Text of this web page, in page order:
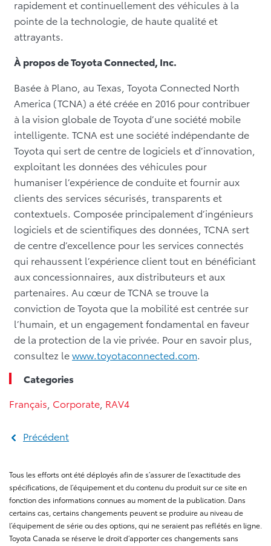
rapidement et continuellement des véhicules à la
pointe de la technologie, de haute qualité et
attrayants.
À propos de Toyota Connected, Inc.
Basée à Plano, au Texas, Toyota Connected North
America (TCNA) a été créée en 2016 pour contribuer
à la vision globale de Toyota d’une société mobile
intelligente. TCNA est une société indépendante de
Toyota qui sert de centre de logiciels et d’innovation,
exploitant les données des véhicules pour
humaniser l’expérience de conduite et fournir aux
clients des services sécurisés, transparents et
contextuels. Composée principalement d’ingénieurs
logiciels et de scientifiques des données, TCNA sert
de centre d’excellence pour les services connectés
qui rehaussent l’expérience client tout en bénéficiant
aux concessionnaires, aux distributeurs et aux
partenaires. Au cœur de TCNA se trouve la
conviction de Toyota que la mobilité est centrée sur
l’humain, et un engagement fondamental en faveur
de la protection de la vie privée. Pour en savoir plus,
consultez lewww.toyotaconnected.com.
Categories
Français Corporate RAV4
Précédent
Tous les efforts ont été déployés afin de s’assurer de l’exactitude des
spécifications, de l’équipement et du contenu du produit sur ce site en
fonction des informations connues au moment de la publication. Dans
certains cas, certains changements peuvent se produire au niveau de
l’équipement de série ou des options, qui ne seraient pas reflétés en ligne.
Toyota Canada se réserve le droit d’apporter ces changements sans